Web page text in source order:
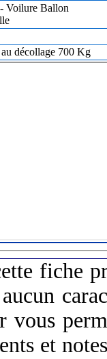
Voilure Ballon
décollage 700 Kg
fiche
et